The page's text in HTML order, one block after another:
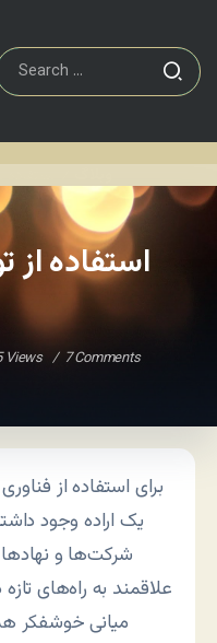
استفاده از
Views 7 Comments
برای استفاده از
یک اراده وجود
شرکت‌ها و
علاقمند به راه‌های
میانی خوشفکر هم